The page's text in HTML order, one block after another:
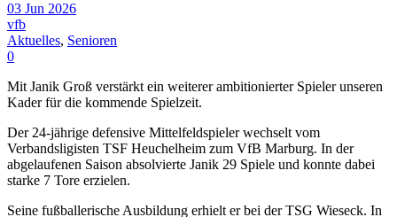
03 Jun 2026
vfb
Aktuelles, Senioren
0
Mit Janik Groß verstärkt ein weiterer ambitionierter Spieler unseren
Kader für die kommende Spielzeit.
Der 24-jährige defensive Mittelfeldspieler wechselt vom
Verbandsligisten TSF Heuchelheim zum VfB Marburg. In der
abgelaufenen Saison absolvierte Janik 29 Spiele und konnte dabei
starke 7 Tore erzielen.
Seine fußballerische Ausbildung erhielt er bei der TSG Wieseck. In